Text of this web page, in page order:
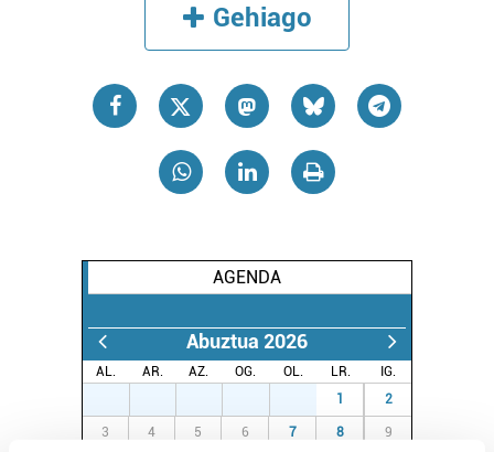
Gehiago
AGENDA
Abuztua 2026
AL. AR. AZ. OG. OL. LR.
IG.
1 2
3 4 5 6 7 8 9